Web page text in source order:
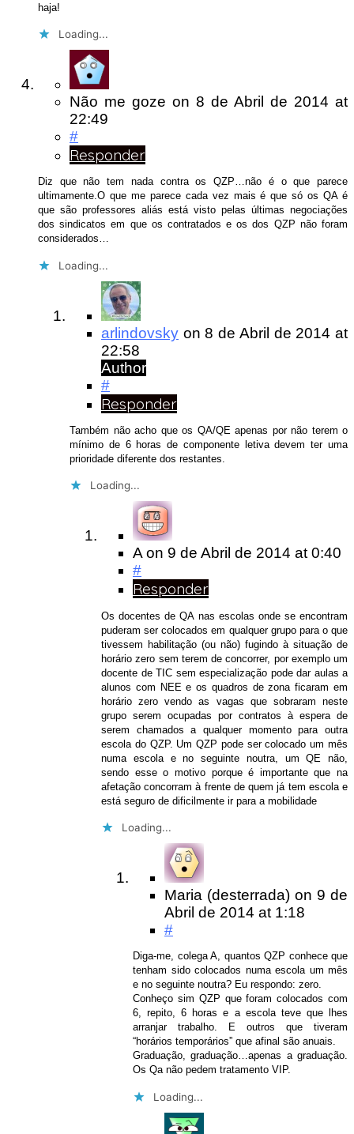
haja!
Loading...
Não me goze on 8 de Abril de 2014 at
22:49
#
Responder
Diz que não tem nada contra os QZP…não é o que parece
ultimamente.O que me parece cada vez mais é que só os QA é
que são professores aliás está visto pelas últimas negociações
dos sindicatos em que os contratados e os dos QZP não foram
considerados…
Loading...
arlindovsky on8 de Abril de 2014at
22:58
Author
#
Responder
Também não acho que os QA/QE apenas por não terem o
mínimo de 6 horas de componente letiva devem ter uma
prioridade diferente dos restantes.
Loading...
Aon 9 de Abril de 2014 at 0:40
#
Responder
Os docentes de QA nas escolas onde se encontram
puderam ser colocados em qualquer grupo para o que
tivessem habilitação (ou não) fugindo à situação de
horário zero sem terem de concorrer, por exemplo um
docente de TIC sem especialização pode dar aulas a
alunos com NEE e os quadros de zona ficaram em
horário zero vendo as vagas que sobraram neste
grupo serem ocupadas por contratos à espera de
serem chamados a qualquer momento para outra
escola do QZP. Um QZP pode ser colocado um mês
numa escola e no seguinte noutra, um QE não,
sendo esse o motivo porque é importante que na
afetação concorram à frente de quem já tem escola e
está seguro de dificilmente ir para a mobilidade
Loading...
Maria (desterrada) on 9 de
Abril de 2014 at 1:18
#
Diga-me, colega A, quantos QZP conhece que
tenham sido colocados numa escola um mês
e no seguinte noutra? Eu respondo: zero.
Conheço sim QZP que foram colocados com
6, repito, 6 horas e a escola teve que lhes
arranjar trabalho. E outros que tiveram
“horários temporários” que afinal são anuais.
Graduação, graduação…apenas a graduação.
Os Qa não pedem tratamento VIP.
Loading...